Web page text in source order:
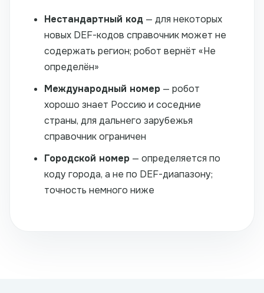
Нестандартный код — для некоторых
новых DEF-кодов справочник может не
содержать регион; робот вернёт «Не
определён»
Международный номер — робот
хорошо знает Россию и соседние
страны, для дальнего зарубежья
справочник ограничен
Городской номер — определяется по
коду города, а не по DEF-диапазону;
точность немного ниже